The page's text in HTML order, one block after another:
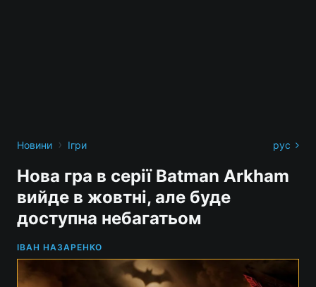
Новини › Ігри рус
Нова гра в серії Batman Arkham
вийде в жовтні, але буде
доступна небагатьом
ІВАН НАЗАРЕНКО